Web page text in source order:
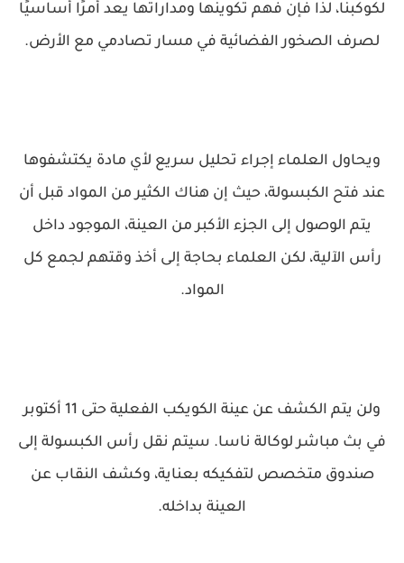
لكوكبنا، لذا فإن فهم تكوينها ومداراتها يعد أمرًا أساسيًا
لصرف الصخور الفضائية في مسار تصادمي مع الأرض.
ويحاول العلماء إجراء تحليل سريع لأي مادة يكتشفوها
عند فتح الكبسولة، حيث إن هناك الكثير من المواد قبل أن
يتم الوصول إلى الجزء الأكبر من العينة، الموجود داخل
رأس الآلية، لكن العلماء بحاجة إلى أخذ وقتهم لجمع كل
المواد.
ولن يتم الكشف عن عينة الكويكب الفعلية حتى 11 أكتوبر
في بث مباشر لوكالة ناسا. سيتم نقل رأس الكبسولة إلى
صندوق متخصص لتفكيكه بعناية، وكشف النقاب عن
العينة بداخله.